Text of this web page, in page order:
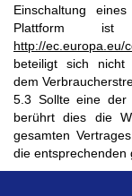
Einschaltung
Plattform
http://ec.europa.eu/
beteiligt sich nicht
dem
5.3 Sollte eine der
berührt dies die
gesamten
die entsprechenden